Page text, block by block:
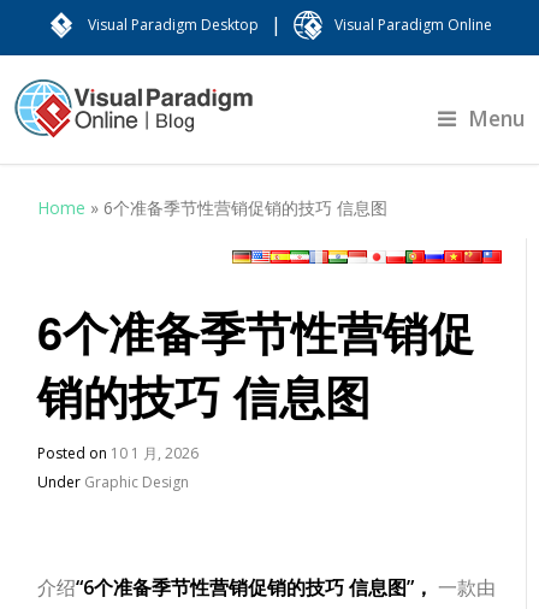
Visual Paradigm Desktop | Visual Paradigm Online
Menu
Home » 6个准备季节性营销促销的技巧 ​信息图
6个准备季节性营销促
销的技巧 ​信息图
Posted on 10 1 月, 2026
Under Graphic Design
介绍“6个准备季节性营销促销的技巧 ​信息图”， 一款由